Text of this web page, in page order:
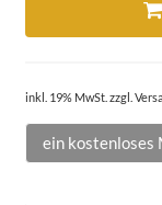
inkl. 19% MwSt. zzgl.
ein kostenloses